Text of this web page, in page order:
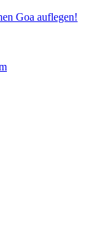
Goa auflegen!